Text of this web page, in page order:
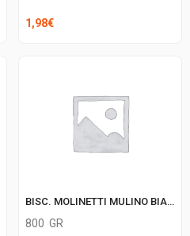
1,98€
BISC. MOLINETTI MULINO BIANCO
800 GR